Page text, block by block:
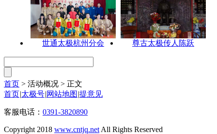
世通太极杭州分会 尊古太极传人陈跃
首页 > 活动概况 > 正文
首页|太极号|网站地图 |提意见
客服电话： 0391-3820890
Copyright 2018 www.cntjq.net All Rights Reserved